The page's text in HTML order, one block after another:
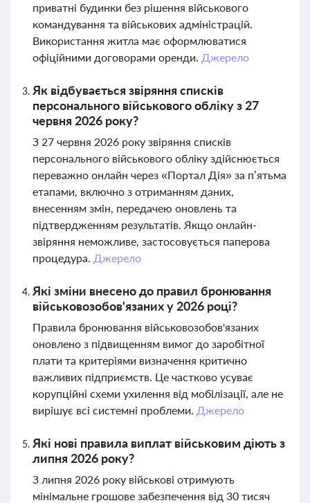
приватні будинки без рішення військового
командування та військових адміністрацій.
Використання житла має оформлюватися
офіційними договорами оренди. Джерело
Як відбувається звіряння списків
персонального військового обліку з 27
червня 2026 року?
З 27 червня 2026 року звіряння списків
персонального військового обліку здійснюється
переважно онлайн через «Портал Дія» за п’ятьма
етапами, включно з отриманням даних,
внесенням змін, передачею оновлень та
підтвердженням результатів. Якщо онлайн-
звіряння неможливе, застосовується паперова
процедура. Джерело
Які зміни внесено до правил бронювання
військовозобов'язаних у 2026 році?
Правила бронювання військовозобов'язаних
оновлено з підвищенням вимог до заробітної
плати та критеріями визначення критично
важливих підприємств. Це частково усуває
корупційні схеми ухилення від мобілізації, але не
вирішує всі системні проблеми. Джерело
Які нові правила виплат військовим діють з
липня 2026 року?
З липня 2026 року військові отримують
мінімальне грошове забезпечення від 30 тисяч